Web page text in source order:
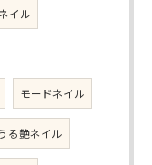
イル
モードネイル
る艶ネイル